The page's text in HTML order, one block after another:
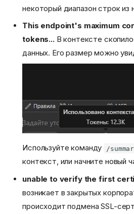
некоторый диапазон строк из
This endpoint's maximum
tokens...В контексте
данных. Его размер можно
Используйте команду /
контекст, или начните новый
unable to verify the first
возникает в закрытых
происходит подмена SSL-